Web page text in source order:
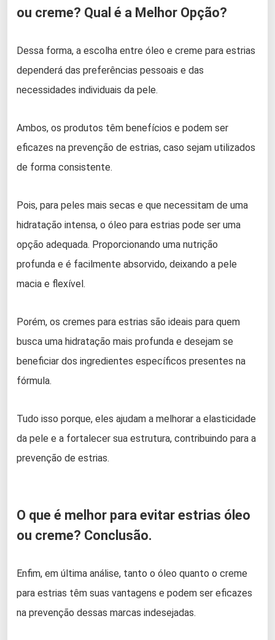
ou creme? Qual é a Melhor Opção?
Dessa forma, a escolha entre óleo e creme para estrias
dependerá das preferências pessoais e das
necessidades individuais da pele.
Ambos, os produtos têm benefícios e podem ser
eficazes na prevenção de estrias, caso sejam utilizados
de forma consistente.
Pois, para peles mais secas e que necessitam de uma
hidratação intensa, o óleo para estrias pode ser uma
opção adequada. Proporcionando uma nutrição
profunda e é facilmente absorvido, deixando a pele
macia e flexível.
Porém, os cremes para estrias são ideais para quem
busca uma hidratação mais profunda e desejam se
beneficiar dos ingredientes específicos presentes na
fórmula.
Tudo isso porque, eles ajudam a melhorar a elasticidade
da pele e a fortalecer sua estrutura, contribuindo para a
prevenção de estrias.
O que é melhor para evitar estrias óleo
ou creme? Conclusão.
Enfim, em última análise, tanto o óleo quanto o creme
para estrias têm suas vantagens e podem ser eficazes
na prevenção dessas marcas indesejadas.